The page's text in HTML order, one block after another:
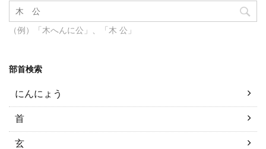
（例）「木へんに公」、「木 公」
部首検索
にんにょう
首
玄